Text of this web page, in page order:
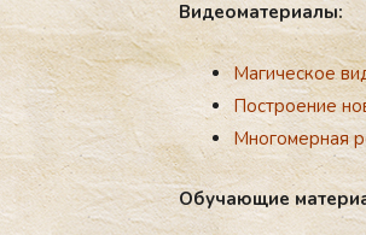
Ви­де­ома­те­ри­алы:
Магическое
Построение
Многомерная
Обу­ча­ющие